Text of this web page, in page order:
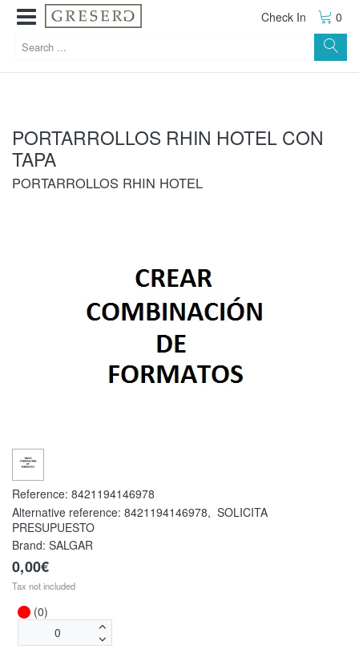
Check In 0
PORTARROLLOS RHIN HOTEL CON
TAPA
PORTARROLLOS RHIN HOTEL
Reference: 8421194146978
Alternative reference: 8421194146978, SOLICITA
PRESUPUESTO
Brand: SALGAR
0,00€
Tax not included
(0)